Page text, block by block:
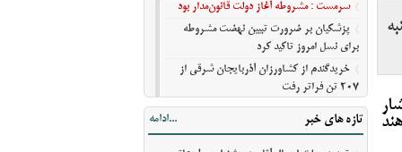
خواهند
سرمست : مشروطه آغاز دولت قانون‌مدار بود
پزشکیان بر ضرورت تبیین نهضت مشروطه
برای نسل امروز تاکید کرد
خریدگندم از کشاورزان آذربایجان شرقی از
207 تن فراتر رفت
برندهای ریس ،‌نوقا و رشته ختایی تبریز در
مسیر ثبت ملی
تازه های خبر ...ادامه